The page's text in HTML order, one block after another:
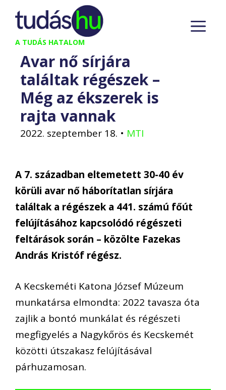
Kilépés
tartalomba
A TUDÁS HATALOM
Avar nő sírjára
találtak régészek –
Még az ékszerek is
rajta vannak
2022. szeptember 18. • MTI
A 7. században eltemetett 30-40 év
körüli avar nő háborítatlan sírjára
találtak a régészek a 441. számú főút
felújításához kapcsolódó régészeti
feltárások során – közölte Fazekas
András Kristóf régész.
A Kecskeméti Katona József Múzeum
munkatársa elmondta: 2022 tavasza óta
zajlik a bontó munkálat és régészeti
megfigyelés a Nagykőrös és Kecskemét
közötti útszakasz felújításával
párhuzamosan.